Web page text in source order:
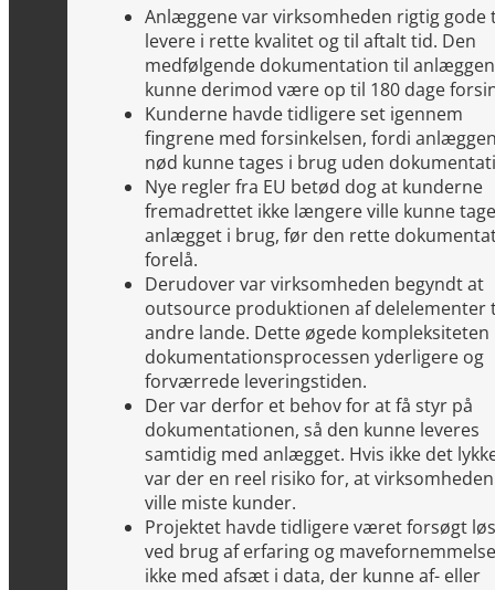
Anlæggene var virksomheden rigtig gode
levere i rette kvalitet og til aftalt tid. Den
medfølgende dokumentation til
kunne derimod være op til 180 dage
Kunderne havde tidligere set igennem
fingrene med forsinkelsen, fordi
nød kunne tages i brug uden
Nye regler fra EU betød dog at kunderne
fremadrettet ikke længere ville kunne tage
anlægget i brug, før den rette
forelå.
Derudover var virksomheden begyndt at
outsource produktionen af delelementer
andre lande. Dette øgede kompleksiteten
dokumentationsprocessen yderligere og
forværrede leveringstiden.
Der var derfor et behov for at få styr på
dokumentationen, så den kunne leveres
samtidig med anlægget. Hvis ikke det
var der en reel risiko for, at virksomheden
ville miste kunder.
Projektet havde tidligere været forsøgt
ved brug af erfaring og
ikke med afsæt i data, der kunne af- eller